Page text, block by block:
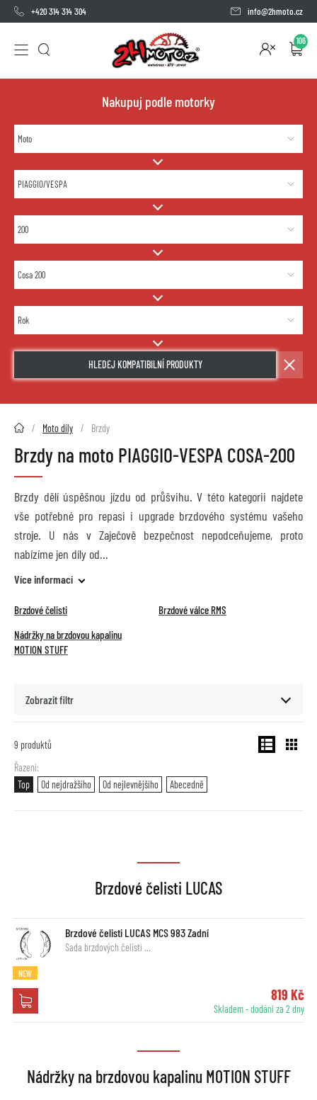
+420 314 314 304 info@2hmoto.cz
106
Nakupuj podle motorky
HLEDEJ KOMPATIBILNÍ PRODUKTY
2HMOTO.cz Moto díly Brzdy
Brzdy na moto PIAGGIO-VESPA COSA-200
Brzdy dělí úspěšnou jízdu od průšvihu. V této kategorii najdete
vše potřebné pro repasi i upgrade brzdového systému vašeho
stroje. U nás v Zaječově bezpečnost nepodceňujeme, proto
nabízíme jen díly od
Více informací
Brzdové čelisti
Brzdové válce RMS
Nádržky na brzdovou kapalinu
MOTION STUFF
Zobrazit filtr
9 produktů
Řazení
Top
Od nejdražšího Od nejlevnějšího Abecedně
Brzdové čelisti LUCAS
Brzdové čelisti LUCAS MCS 983 Zadní
Sada brzdových čelistí …
NEW
819 Kč
Skladem - dodání za 2 dny
Nádržky na brzdovou kapalinu MOTION STUFF